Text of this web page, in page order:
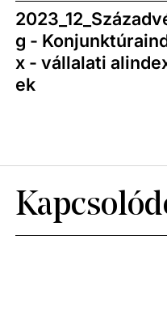
g -
x - vállalati
ek